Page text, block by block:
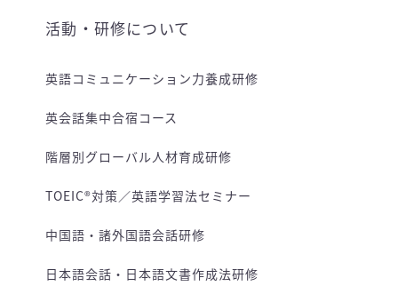
活動・研修について
英語コミュニケーション力養成研修
英会話集中合宿コース
階層別グローバル人材育成研修
TOEIC®対策／英語学習法セミナー
中国語・諸外国語会話研修
日本語会話・日本語文書作成法研修